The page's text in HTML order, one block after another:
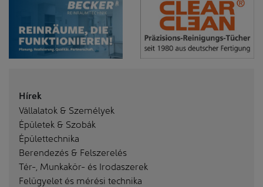
Hírek
Vállalatok & Személyek
Épületek & Szobák
Épülettechnika
Berendezés & Felszerelés
Tér-, Munkakör- és Irodaszerek
Felügyelet és mérési technika